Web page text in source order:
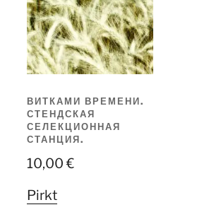
ВИТКАМИ ВРЕМЕНИ.
СТЕНДСКАЯ
СЕЛЕКЦИОННАЯ
СТАНЦИЯ.
10,00€
Pirkt